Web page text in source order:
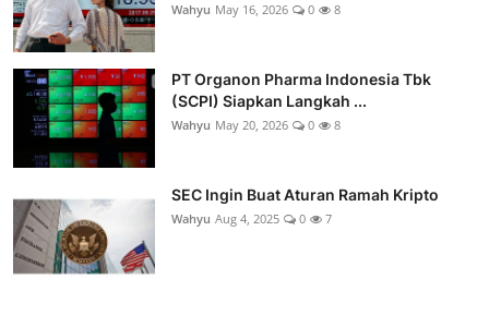
Wahyu May 16, 2026 0 8
PT Organon Pharma Indonesia Tbk
(SCPI) Siapkan Langkah ...
Wahyu May 20, 2026 0 8
SEC Ingin Buat Aturan Ramah Kripto
Wahyu Aug 4, 2025 0 7